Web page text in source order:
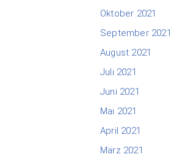
Oktober 2021
September 2021
August 2021
Juli 2021
Juni 2021
Mai 2021
April 2021
März 2021